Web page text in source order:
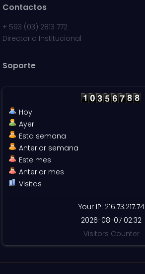
Contactos
+ 593 (03) 2813 772
Directorio Institucional
Soporte
Hoy
Ayer
Esta semana
Anterior semana
Este mes
Anterior mes
Visitas
Your IP: 216.73.217.74
2026-08-07 02:32
Visitors Counter